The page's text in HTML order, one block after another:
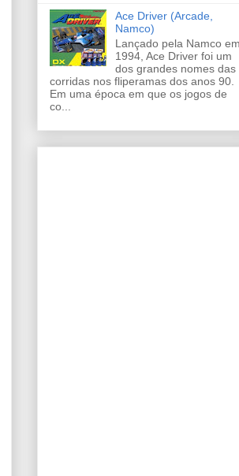
Ace Driver (Arcade,
Namco)
Lançado pela Namco em
1994, Ace Driver foi um
dos grandes nomes das
corridas nos fliperamas dos anos 90.
Em uma época em que os jogos de
co...